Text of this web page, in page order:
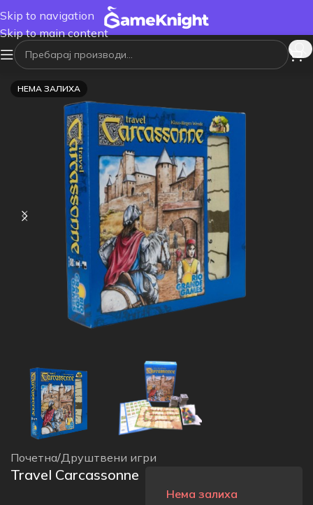
Skip to navigation
Skip to main content
НЕМА ЗАЛИХА
Почетна/Друштвени игри
Travel Carcassonne
Нема залиха